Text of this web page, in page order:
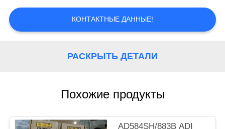
НОВОСТИ
ПОЛИТИКА
КОНФИДЕНЦИАЛЬНОСТИ
КОНТАКТНЫЕ ДАННЫЕ!
РАСКРЫТЬ ДЕТАЛИ
Похожие продукты
AD584SH/883B ADI